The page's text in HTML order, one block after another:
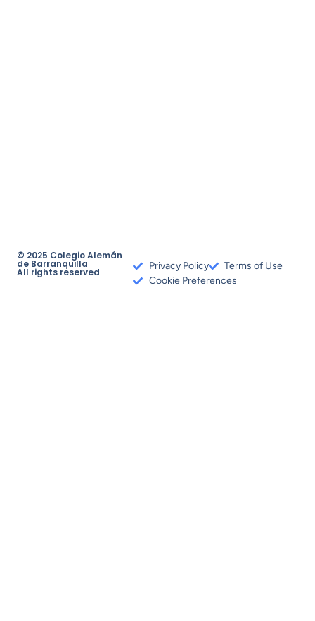
© 2025 Colegio Alemán
de Barranquilla
All rights reserved
Privacy Policy
Terms of Use
Cookie Preferences